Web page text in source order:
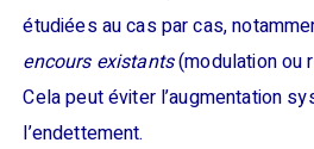
étudiées au cas par cas,
encours existants(modulation ou
Cela peut éviter l’augmentation
l’endettement.